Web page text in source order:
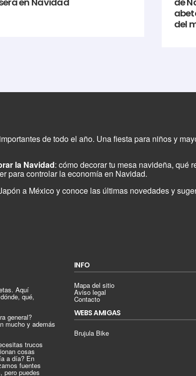
del
de todo el año. Una fiesta para niños y
la Navidad: cómo decorar tu mesa navideña, qué
para controlar la economía en Navidad.
a México y conoce las últimas novedades y
Aquí
qué,
general?
mucho y además
trucos
cosas
a día? En
fuentes
pero puedes
INFO
Mapa del sitio
Aviso legal
Contacto
WEBS AMIGAS
Brujula Bike